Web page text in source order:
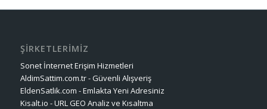
ŞİRKETLERİMİZ
Sonet İnternet Erişim Hizmetleri
AldimSattim.com.tr - Güvenli Alışveriş
EldenSatlik.com - Emlakta Yeni Adresiniz
Kisalt.io - URL GEO Analiz ve Kısaltma